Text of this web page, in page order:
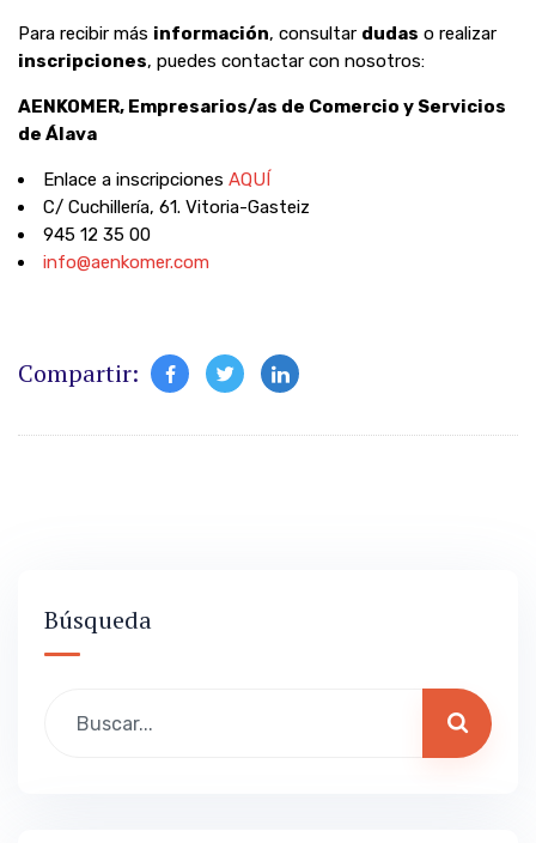
Para recibir más información, consultar dudas o realizar
inscripciones, puedes contactar con nosotros:
AENKOMER, Empresarios/as de Comercio y Servicios
de Álava
Enlace a inscripciones AQUÍ
C/ Cuchillería, 61. Vitoria-Gasteiz
945 12 35 00
info@aenkomer.com
Compartir:
Búsqueda